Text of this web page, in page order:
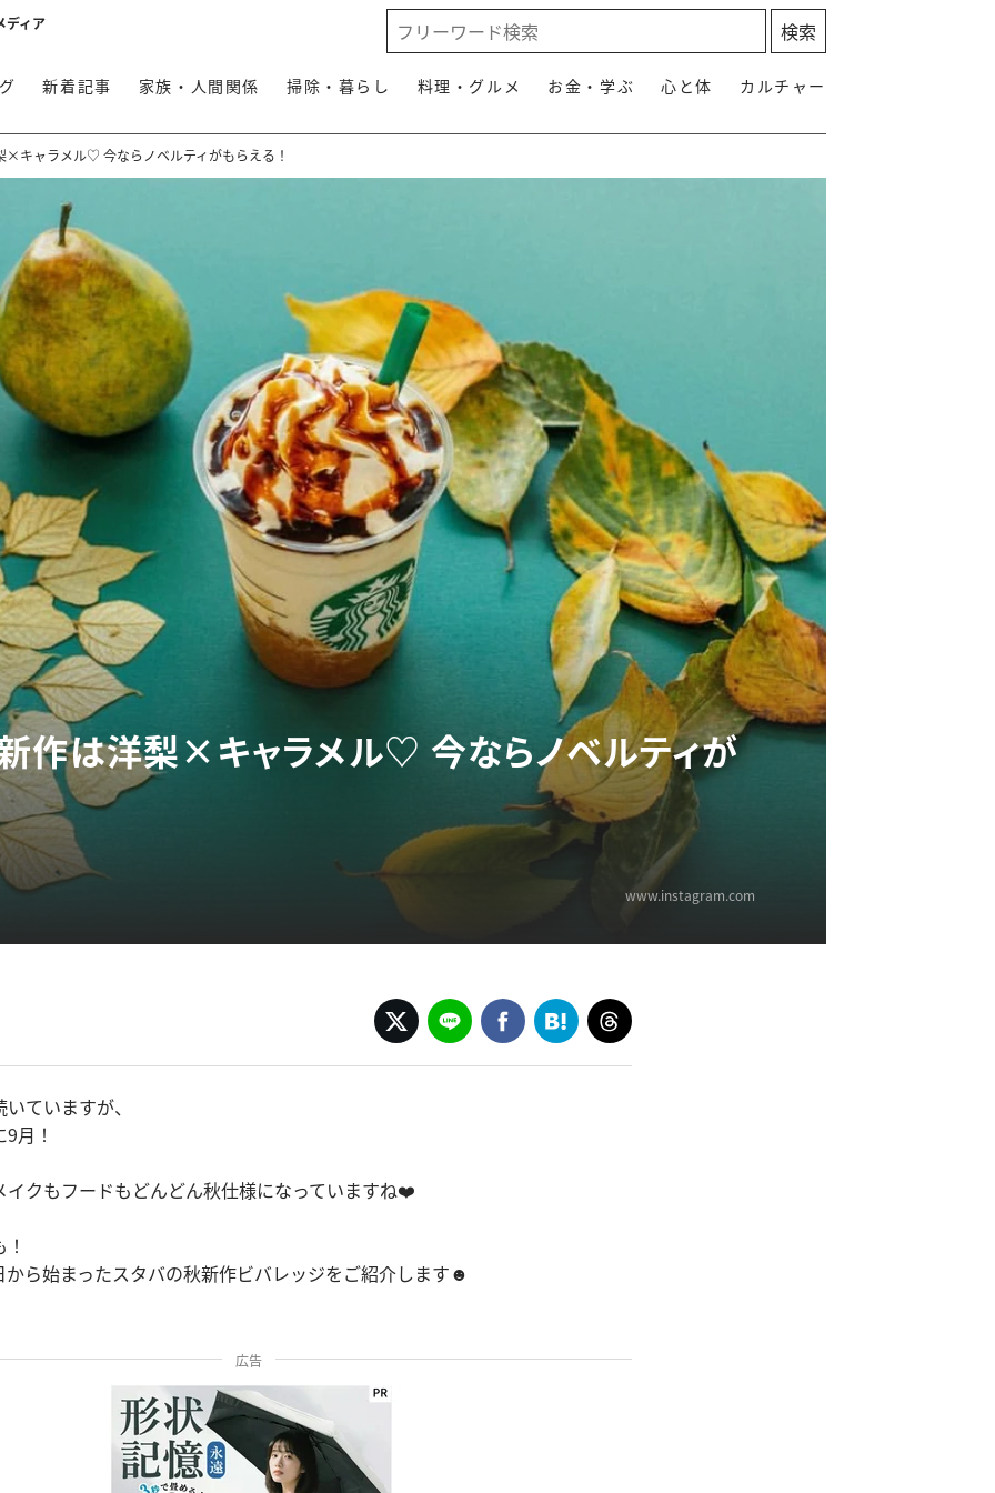
ディア
新着記事 家族・人間関係 掃除・暮らし 料理・グルメ お金・学ぶ 心と体 カルチャー
×キャラメル♡ 今ならノベルティがもらえる！
作は洋梨×キャラメル♡ 今ならノベルティが
www.instagram.com
ていますが、
月！
イクもフードもどんどん秋仕様になっていますね❤️
から始まったスタバの秋新作ビバレッジをご紹介します☻
広告